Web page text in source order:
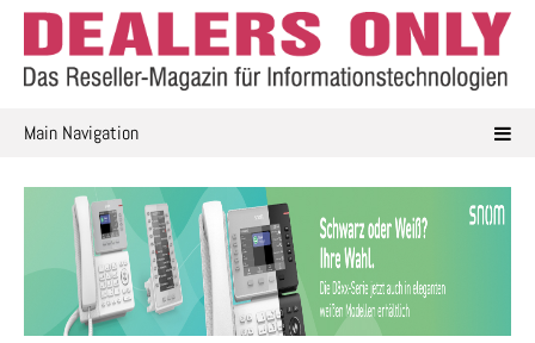
Skip
content
Main Navigation